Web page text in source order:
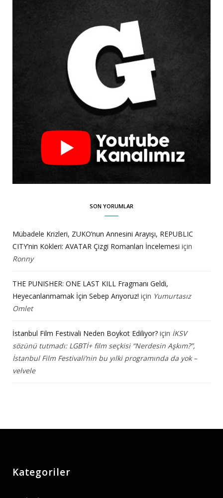
SON YORUMLAR
Mübadele Krizleri, ZUKO’nun Annesini Arayışı, REPUBLIC
CITY’nin Kökleri: AVATAR Çizgi Romanları İncelemesi için
Ronny
THE PUNISHER: ONE LAST KILL Fragmanı Geldi,
Heyecanlanmamak İçin Sebep Arıyoruz! için Yumurtasız
Omlet
İstanbul Film Festivali Neden Boykot Ediliyor? için İKSV
sözünü tutmadı: LGBTİ+ film seçkisi “Nerdesin Aşkım?”,
İstanbul Film Festivali’nin bu yılki programında da yok –
velvele
Kategoriler